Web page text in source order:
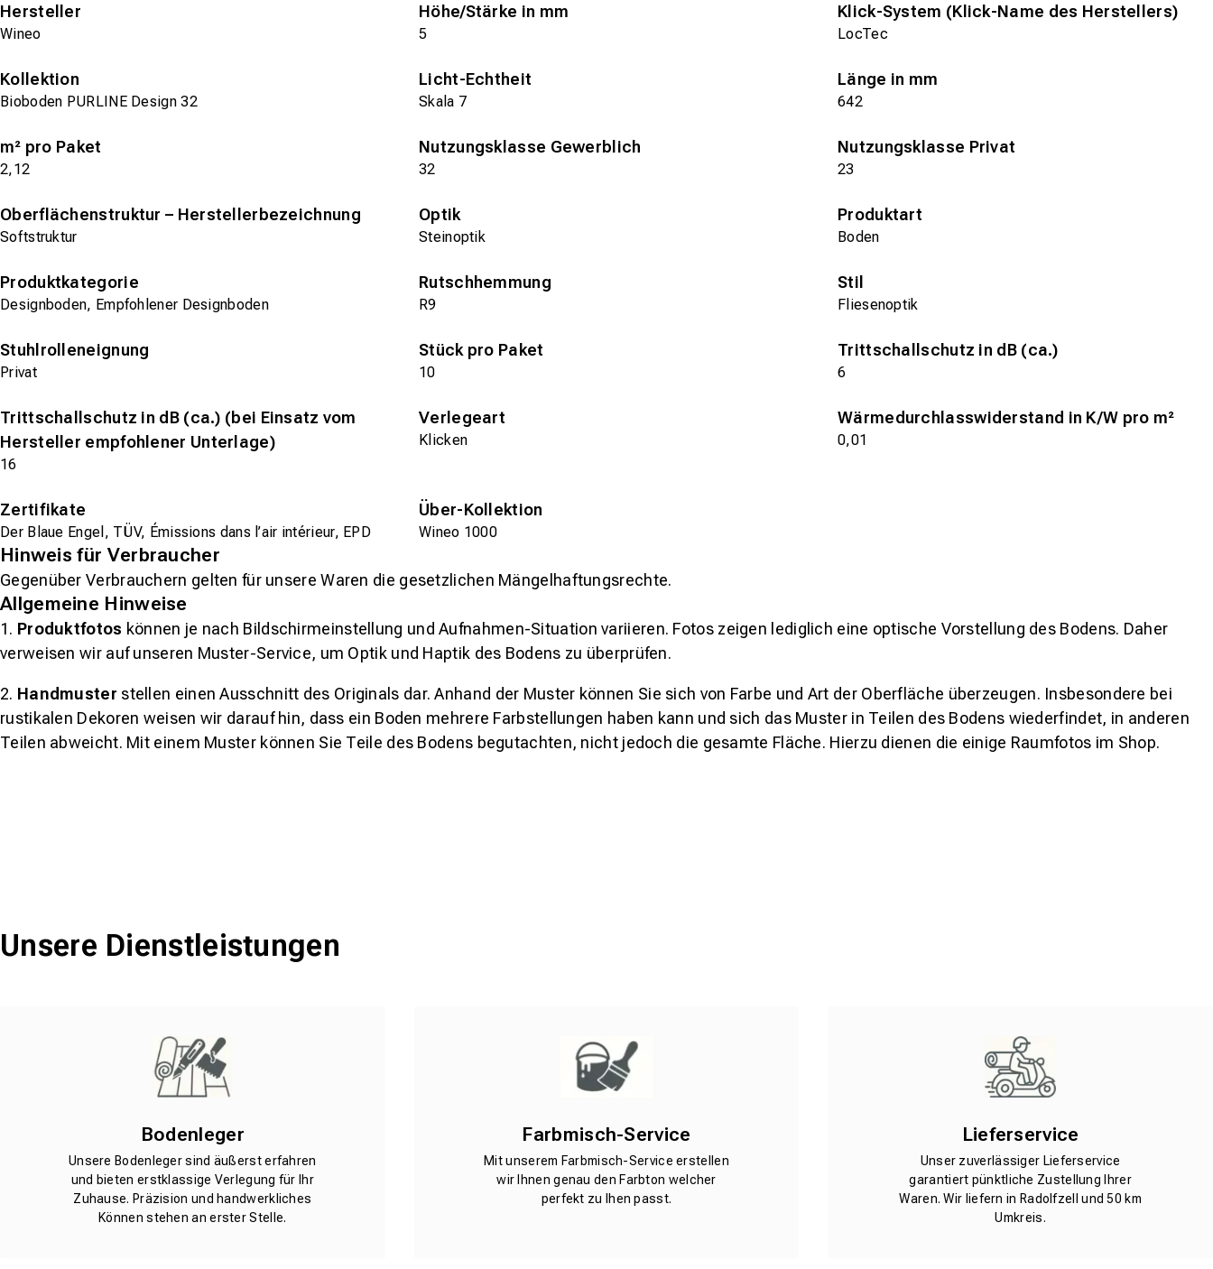
Hersteller
Wineo
Höhe/Stärke in mm
5
Klick-System (Klick-Name des Herstellers)
LocTec
Kollektion
Bioboden PURLINE Design 32
Licht-Echtheit
Skala 7
Länge in mm
642
m² pro Paket
2,12
Nutzungsklasse Gewerblich
32
Nutzungsklasse Privat
23
Oberflächenstruktur – Herstellerbezeichnung
Softstruktur
Optik
Steinoptik
Produktart
Boden
Produktkategorie
Designboden, Empfohlener Designboden
Rutschhemmung
R9
Stil
Fliesenoptik
Stuhlrolleneignung
Privat
Stück pro Paket
10
Trittschallschutz in dB (ca.)
6
Trittschallschutz in dB (ca.) (bei Einsatz vom
Hersteller empfohlener Unterlage)
16
Verlegeart
Klicken
Wärmedurchlasswiderstand in K/W pro m²
0,01
Zertifikate
Der Blaue Engel, TÜV, Émissions dans l’air intérieur, EPD
Über-Kollektion
Wineo 1000
Hinweis für Verbraucher
Gegenüber Verbrauchern gelten für unsere Waren die gesetzlichen Mängelhaftungsrechte.
Allgemeine Hinweise
1. Produktfotos können je nach Bildschirmeinstellung und Aufnahmen-Situation variieren. Fotos zeigen lediglich eine optische Vorstellung des Bodens. Daher
verweisen wir auf unseren Muster-Service, um Optik und Haptik des Bodens zu überprüfen.
2. Handmuster stellen einen Ausschnitt des Originals dar. Anhand der Muster können Sie sich von Farbe und Art der Oberfläche überzeugen. Insbesondere bei
rustikalen Dekoren weisen wir darauf hin, dass ein Boden mehrere Farbstellungen haben kann und sich das Muster in Teilen des Bodens wiederfindet, in anderen
Teilen abweicht. Mit einem Muster können Sie Teile des Bodens begutachten, nicht jedoch die gesamte Fläche. Hierzu dienen die einige Raumfotos im Shop.
Unsere Dienstleistungen
Bodenleger
Unsere Bodenleger sind äußerst erfahren
und bieten erstklassige Verlegung für Ihr
Zuhause. Präzision und handwerkliches
Können stehen an erster Stelle.
Farbmisch-Service
Mit unserem Farbmisch-Service erstellen
wir Ihnen genau den Farbton welcher
perfekt zu Ihen passt.
Lieferservice
Unser zuverlässiger Lieferservice
garantiert pünktliche Zustellung Ihrer
Waren. Wir liefern in Radolfzell und 50 km
Umkreis.